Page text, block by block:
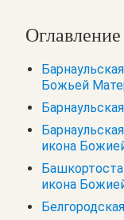
Оглавление
Божьей
икона
икона